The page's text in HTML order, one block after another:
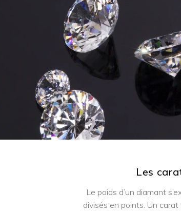
Les
Le poids d’un diamant
divisés en points. Un